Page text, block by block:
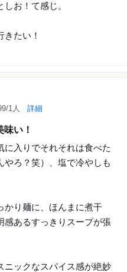
お！て感じ。
たい！
1人 詳細
い！
に入りでそれそれは食べた
やろ？笑）、塩で冷やしも
かり麺に、ほんまに煮干
感あるすっきりスープが張
ニックなスパイス感が絶妙